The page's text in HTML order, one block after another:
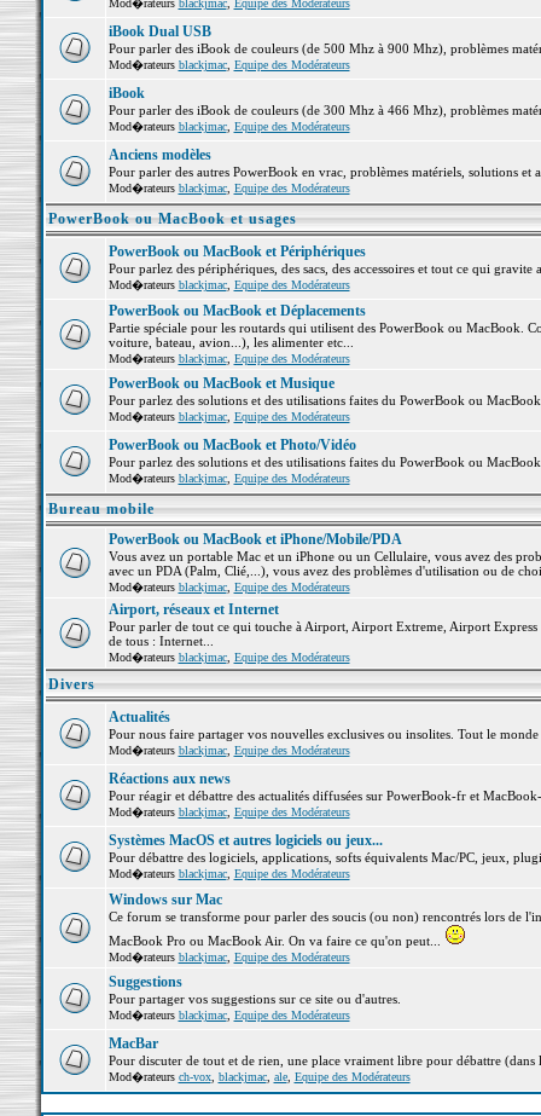
Mod�rateurs blackjmac, Equipe des Modérateurs
iBook Dual USB
Pour parler des iBook de couleurs (de 500 Mhz à 900 Mhz), problèmes
Mod�rateurs blackjmac, Equipe des Modérateurs
iBook
Pour parler des iBook de couleurs (de 300 Mhz à 466 Mhz), problèmes
Mod�rateurs blackjmac, Equipe des Modérateurs
Anciens modèles
Pour parler des autres PowerBook en vrac, problèmes matériels, solutions et
Mod�rateurs blackjmac, Equipe des Modérateurs
PowerBook ou MacBook et usages
PowerBook ou MacBook et Périphériques
Pour parlez des périphériques, des sacs, des accessoires et tout ce qui
Mod�rateurs blackjmac, Equipe des Modérateurs
PowerBook ou MacBook et Déplacements
Partie spéciale pour les routards qui utilisent des PowerBook ou MacBook.
voiture, bateau, avion...), les alimenter etc...
Mod�rateurs blackjmac, Equipe des Modérateurs
PowerBook ou MacBook et Musique
Pour parlez des solutions et des utilisations faites du PowerBook ou
Mod�rateurs blackjmac, Equipe des Modérateurs
PowerBook ou MacBook et Photo/Vidéo
Pour parlez des solutions et des utilisations faites du PowerBook ou
Mod�rateurs blackjmac, Equipe des Modérateurs
Bureau mobile
PowerBook ou MacBook et iPhone/Mobile/PDA
Vous avez un portable Mac et un iPhone ou un Cellulaire, vous avez des
avec un PDA (Palm, Clié,...), vous avez des problèmes d'utilisation ou de
Mod�rateurs blackjmac, Equipe des Modérateurs
Airport, réseaux et Internet
Pour parler de tout ce qui touche à Airport, Airport Extreme, Airport
de tous : Internet...
Mod�rateurs blackjmac, Equipe des Modérateurs
Divers
Actualités
Pour nous faire partager vos nouvelles exclusives ou insolites. Tout le
Mod�rateurs blackjmac, Equipe des Modérateurs
Réactions aux news
Pour réagir et débattre des actualités diffusées sur PowerBook-fr et
Mod�rateurs blackjmac, Equipe des Modérateurs
Systèmes MacOS et autres logiciels ou jeux...
Pour débattre des logiciels, applications, softs équivalents Mac/PC, jeux,
Mod�rateurs blackjmac, Equipe des Modérateurs
Windows sur Mac
Ce forum se transforme pour parler des soucis (ou non) rencontrés lors de
MacBook Pro ou MacBook Air. On va faire ce qu'on peut...
Mod�rateurs blackjmac, Equipe des Modérateurs
Suggestions
Pour partager vos suggestions sur ce site ou d'autres.
Mod�rateurs blackjmac, Equipe des Modérateurs
MacBar
Pour discuter de tout et de rien, une place vraiment libre pour débattre (dans
Mod�rateurs ch-vox, blackjmac, ale, Equipe des Modérateurs